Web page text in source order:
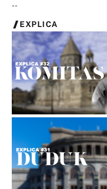
--
EXPLICA